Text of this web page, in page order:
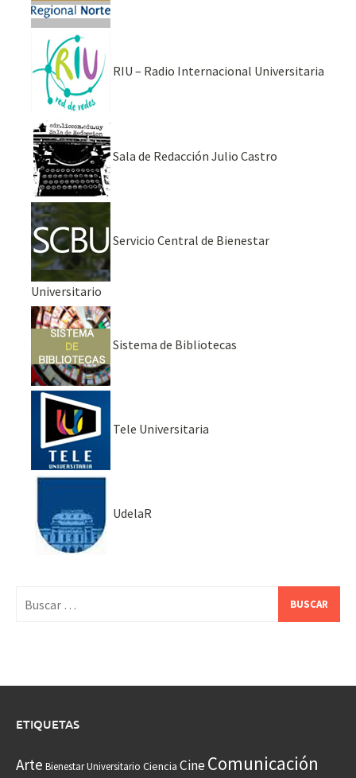
RIU – Radio Internacional Universitaria
Sala de Redacción Julio Castro
Servicio Central de Bienestar
Universitario
Sistema de Bibliotecas
Tele Universitaria
UdelaR
ETIQUETAS
Arte Bienestar Universitario Ciencia CineComunicación